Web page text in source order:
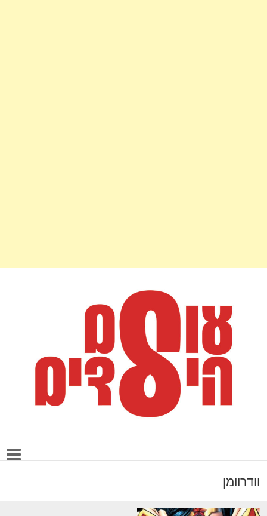
וודרוומן